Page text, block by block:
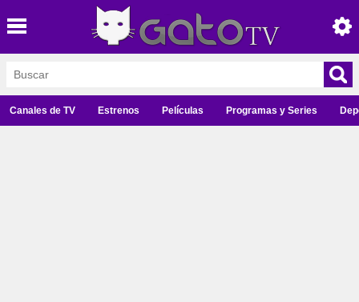
Canales de TV Estrenos Películas Programas y Series